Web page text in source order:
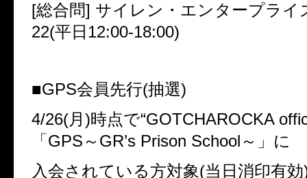
[総合問] サイレン・エンタープライ
22(平日12:00-18:00)
■GPS会員先行(抽選)
4/26(月)時点で“GOTCHAROCKA
「GPS～GR’s Prison School～」に
入会されている方対象(当日消印有効